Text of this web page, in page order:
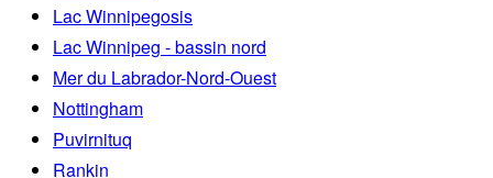
Lac Winnipegosis
Lac Winnipeg - bassin nord
Mer du Labrador-Nord-Ouest
Nottingham
Puvirnituq
Rankin